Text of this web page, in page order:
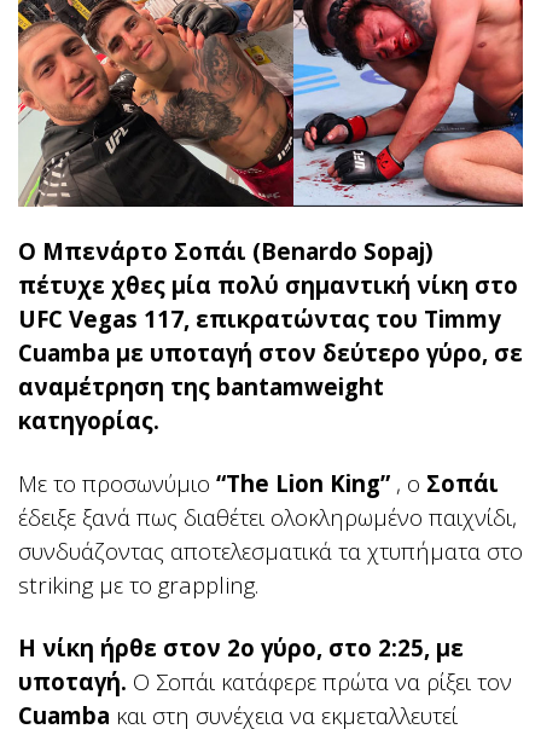
Ο Μπενάρτο Σοπάι (Benardo Sopaj)
πέτυχε χθες μία πολύ σημαντική νίκη στο
UFC Vegas 117, επικρατώντας του Timmy
Cuamba με υποταγή στον δεύτερο γύρο, σε
αναμέτρηση της bantamweight
κατηγορίας.
Με το προσωνύμιο “The Lion King” , ο Σοπάι
έδειξε ξανά πως διαθέτει ολοκληρωμένο παιχνίδι,
συνδυάζοντας αποτελεσματικά τα χτυπήματα στο
striking με το grappling.
Η νίκη ήρθε στον 2ο γύρο, στο 2:25, με
υποταγή. Ο Σοπάι κατάφερε πρώτα να ρίξει τον
Cuamba και στη συνέχεια να εκμεταλλευτεί